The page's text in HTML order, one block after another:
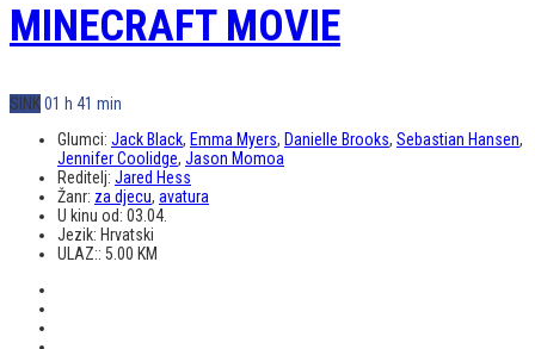
MINECRAFT MOVIE
SINK01 h 41 min
Glumci: Jack Black, Emma Myers, Danielle Brooks, Sebastian Hansen,
Jennifer Coolidge, Jason Momoa
Reditelj: Jared Hess
Žanr: za djecu, avatura
U kinu od: 03.04.
Jezik: Hrvatski
ULAZ:: 5.00 KM